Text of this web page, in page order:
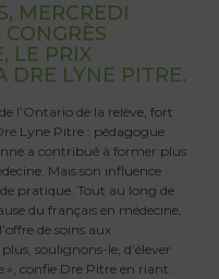
MERCREDI
CONGRÈS
LE PRIX
DRE LYNE PITRE.
l’Ontario de la relève, fort
Lyne Pitre : pédagogue
a contribué à former plus
Mais son influence
pratique. Tout au long de
du français en médecine,
de soins aux
soulignons-le, d’élever
», confie Dre Pitre en riant.